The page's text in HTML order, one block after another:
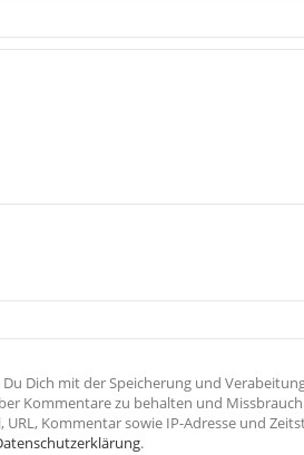
Dich mit der Speicherung und
Kommentare zu behalten und
Kommentar sowie IP-Adresse und
.